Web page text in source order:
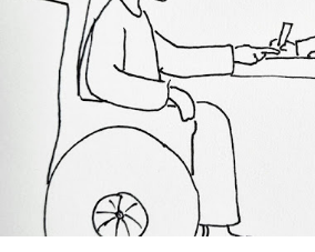
합니다. - 상속포기 또는 한정승인 법원 - 상
군구청 - 예금 인출, 보험금 청구 은행, 보험사
있는 건 '신청까지', 처리는 2주 후 부터입니다
것] 구분 조회 가능 조회 불가 금융 은행, 보험
세금 국세, 지방세 - 자산 부동산, 자동차 해외
상 채무, 구독 [함께보면 좋은 링크] - 부모님